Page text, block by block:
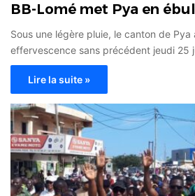
BB-Lomé met Pya en
Sous une légère pluie, le canton de Pya
effervescence sans précédent jeudi 25
Lire la suite »